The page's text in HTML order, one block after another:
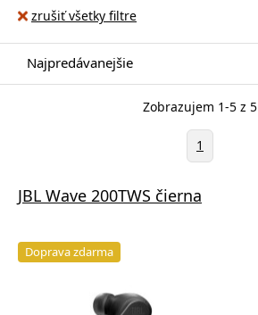
zrušiť všetky filtre
Najpredávanejšie
Zobrazujem 1-5 z 5
1
JBL Wave 200TWS čierna
Doprava zdarma